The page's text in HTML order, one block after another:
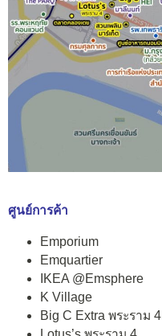
ศูนย์การค้า
Emporium
Emquartier
IKEA @Emsphere
K Village
Big C Extra พระราม 4